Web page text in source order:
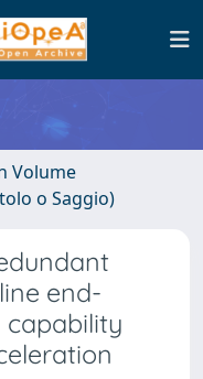
Volume
o Saggio)
end-